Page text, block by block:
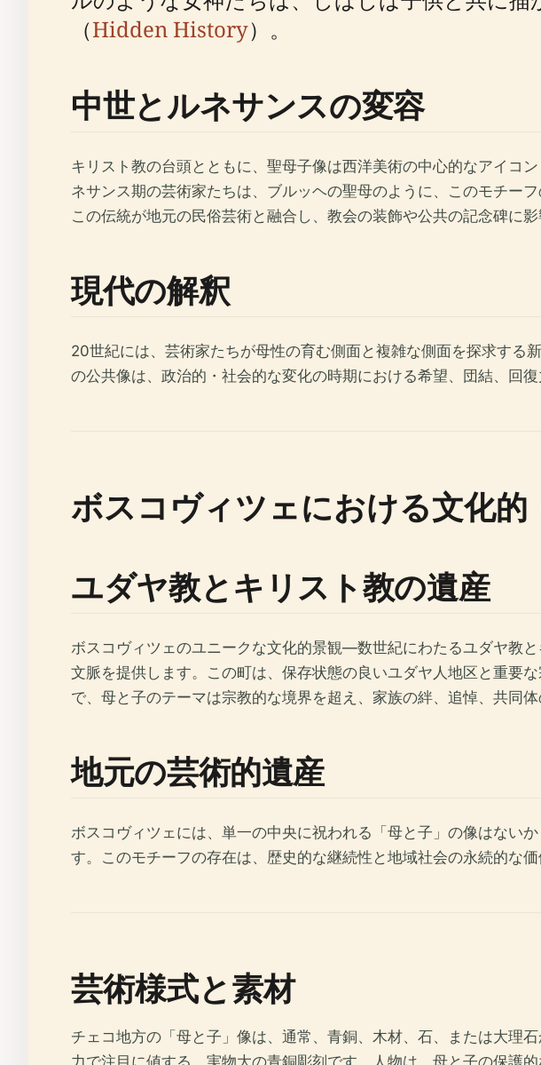
（Hidden History）。
中世とルネサンスの変容
キリスト教の台頭とともに、聖母子像は西洋美術の中心的なアイコ
ネサンス期の芸術家たちは、ブルッヘの聖母のように、このモチー
この伝統が地元の民俗芸術と融合し、教会の装飾や公共の記念碑に影
現代の解釈
20世紀には、芸術家たちが母性の育む側面と複雑な側面を探求する
の公共像は、政治的・社会的な変化の時期における希望、団結、回復
ボスコヴィツェにおける文化的
ユダヤ教とキリスト教の遺産
ボスコヴィツェのユニークな文化的景観—数世紀にわたるユダヤ教
文脈を提供します。この町は、保存状態の良いユダヤ人地区と重要
で、母と子のテーマは宗教的な境界を超え、家族の絆、追悼、共同
地元の芸術的遺産
ボスコヴィツェには、単一の中央に祝われる「母と子」の像はない
す。このモチーフの存在は、歴史的な継続性と地域社会の永続的な価
芸術様式と素材
チェコ地方の「母と子」像は、通常、青銅、木材、石、または大理
力で注目に値する、実物大の青銅彫刻です。人物は、母と子の保護